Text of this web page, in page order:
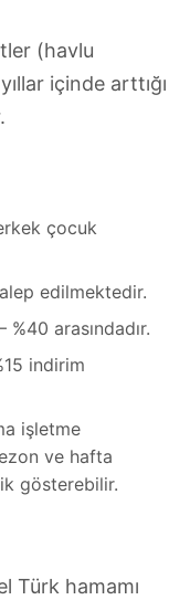
(havlu
içinde arttığı
çocuk
edilmektedir.
arasındadır.
indirim
işletme
ve hafta
gösterebilir.
Türk hamamı